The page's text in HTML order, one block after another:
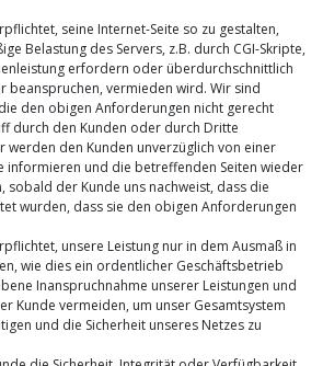
seine Internet-Seite so zu gestalten,
Belastung des Servers, z.B. durch CGI-Skripte,
erfordern oder überdurchschnittlich
beanspruchen, vermieden wird. Wir sind
den obigen Anforderungen nicht gerecht
durch den Kunden oder durch Dritte
werden den Kunden unverzüglich von einer
informieren und die betreffenden Seiten wieder
sobald der Kunde uns nachweist, dass die
wurden, dass sie den obigen Anforderungen
unsere Leistung nur in dem Ausmaß in
wie dies ein ordentlicher Geschäftsbetrieb
Inanspruchnahme unserer Leistungen und
Kunde vermeiden, um unser Gesamtsystem
und die Sicherheit unseres Netzes zu